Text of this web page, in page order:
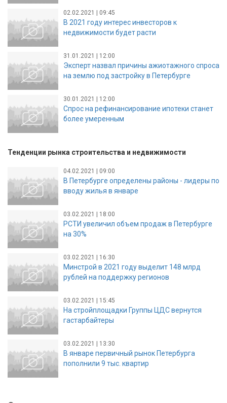
02.02.2021 | 09:45
В 2021 году интерес инвесторов к
недвижимости будет расти
31.01.2021 | 12:00
Эксперт назвал причины ажиотажного спроса
на землю под застройку в Петербурге
30.01.2021 | 12:00
Спрос на рефинансирование ипотеки станет
более умеренным
Тенденции рынка строительства и недвижимости
04.02.2021 | 09:00
В Петербурге определены районы - лидеры по
вводу жилья в январе
03.02.2021 | 18:00
РСТИ увеличил объем продаж в Петербурге
на 30%
03.02.2021 | 16:30
Минстрой в 2021 году выделит 148 млрд
рублей на поддержку регионов
03.02.2021 | 15:45
На стройплощадки Группы ЦДС вернутся
гастарбайтеры
03.02.2021 | 13:30
В январе первичный рынок Петербурга
пополнили 9 тыс. квартир